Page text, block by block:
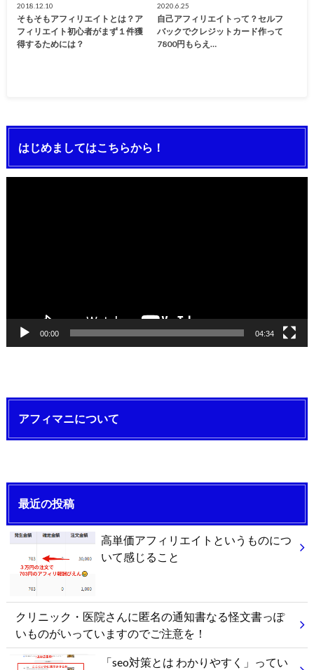
2018.12.10
そもそもアフィリエイトとは？ア
フィリエイト初心者がまず１件獲
得するためには？
2020.6.25
自己アフィリエイトって？セルフ
バックでクレジットカード作って
7800円もらえ…
はじめましてはこちらから！
00:00 04:34
アフィマニについて
最近の投稿
高単価アフィリエイトというものにつ
いて感じること
クリニック・医院さんに匿名の通知書なる怪文書っぽ
いものがいっていますのでご注意を！
「seo対策とは わかりやすく」ってい